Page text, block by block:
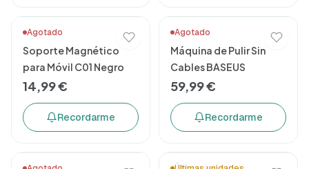
Agotado
Soporte Magnético
para Móvil C01 Negro
14,99 €
Recordarme
Agotado
Máquina de Pulir Sin
Cables BASEUS
59,99 €
Recordarme